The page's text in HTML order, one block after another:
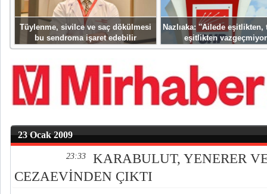
Tüylenme, sivilce ve saç dökülmesi
bu sendroma işaret edebilir
Nazlıaka: ''Ailede eşitlikten,
eşitlikten
23 Ocak 2009
23:33
KARABULUT, YENERER
CEZAEVİNDEN ÇIKTI